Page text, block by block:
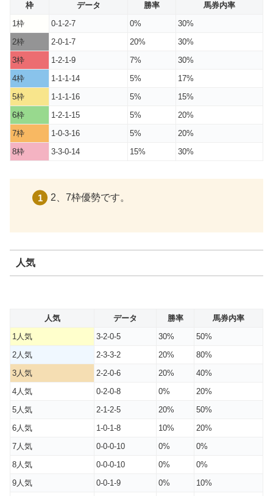
枠 データ 勝率
馬券内率
1枠
0-1-2-7 0%
30%
2枠
2-0-1-7 20%
30%
3枠
1-2-1-9 7%
30%
4枠
1-1-1-14 5%
17%
5枠
1-1-1-16 5%
15%
6枠
1-2-1-15 5%
20%
7枠
1-0-3-16 5%
20%
8枠
3-3-0-14 15% 30%
2、7枠優勢です。
人気
人気 データ 勝率
馬券内率
1人気
3-2-0-5 30%
50%
2人気
2-3-3-2 20%
80%
3人気
2-2-0-6 20%
40%
4人気
0-2-0-8 0%
20%
5人気
2-1-2-5 20%
50%
6人気
1-0-1-8 10%
20%
7人気
0-0-0-10 0%
0%
8人気
0-0-0-10 0%
0%
9人気
0-0-1-9 0%
10%